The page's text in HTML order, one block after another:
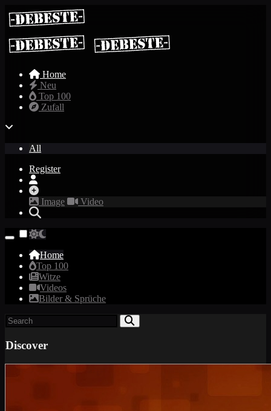
Home
Neu
Top 100
Zufall
All
Register
Image Video
Home
Top 100
Witze
Videos
Bilder & Sprüche
Discover